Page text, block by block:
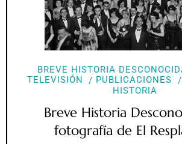
BREVE HISTORIA
TELEVISIÓN
PUBLICACIONES
HISTORIA
Breve Historia
fotografía de El